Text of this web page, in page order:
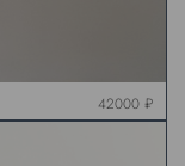
42000 ₽